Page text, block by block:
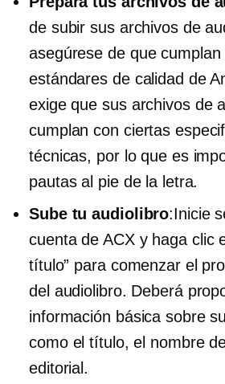
de subir sus archivos de
asegúrese de que cumplan
estándares de calidad de
exige que sus archivos de
cumplan con ciertas
técnicas, por lo que es
pautas al pie de la letra.
Sube tu audiolibro:Inicie
cuenta de ACX y haga clic
título” para comenzar el
del audiolibro. Deberá
información básica sobre
como el título, el nombre
editorial.